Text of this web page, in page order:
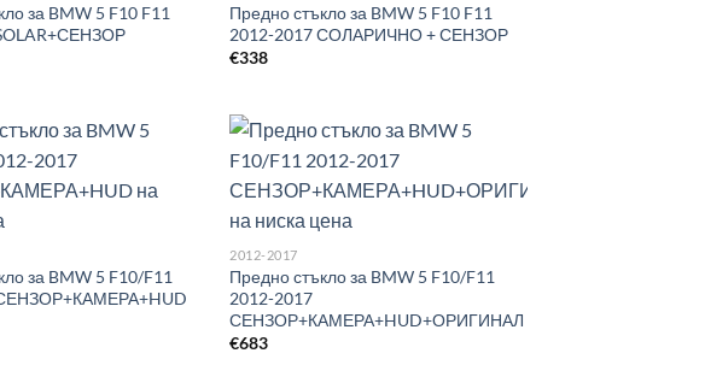
за BMW 5 F10 F11
Предно стъкло за BMW 5 F10 F11
2012-2017 СОЛАРИЧНО + СЕНЗОР
€338
за BMW 5 F10/F11
2012-2017
Предно стъкло за BMW 5 F10/F11
2012-2017
СЕНЗОР+КАМЕРА+HUD+ОРИГИНАЛ
€683